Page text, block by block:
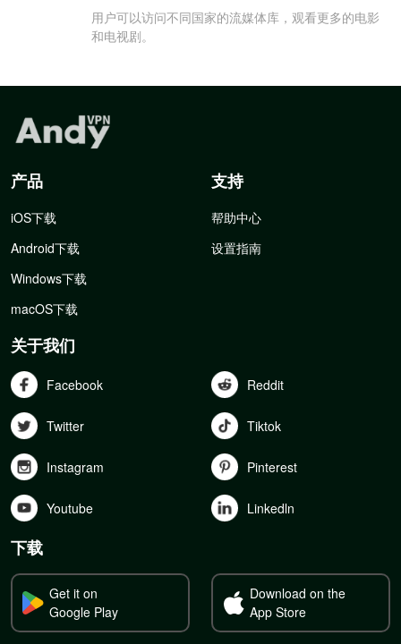
用户可以访问不同国家的流媒体库，观看更多的电影
和电视剧。
产品
iOS下载
Android下载
Windows下载
macOS下载
支持
帮助中心
设置指南
关于我们
Facebook Reddit
Twitter Tiktok
Instagram Pinterest
Youtube Linkedln
下载
Get it on
Google Play
Download on the
App Store